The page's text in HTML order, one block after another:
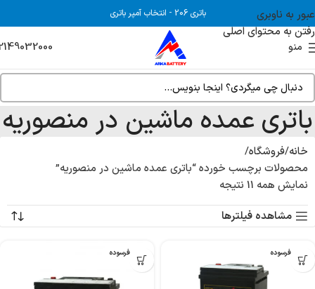
عبور به ناوبری
رفتن به محتوای اصلی
باتری 206 - انتخاب آمپر باتری
منو
باتری عمده ماشین در منصوریه
خانه فروشگاه
محصولات برچسب خورده “باتری عمده ماشین در منصوریه”
نمایش همه 11 نتیجه
مشاهده فیلترها
بدون فرسوده بدون فرسوده